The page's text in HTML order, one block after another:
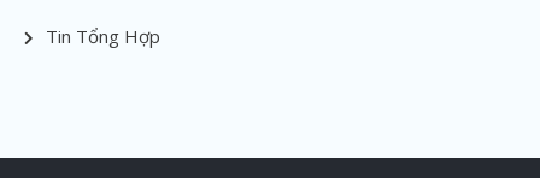
Tin Tổng Hợp